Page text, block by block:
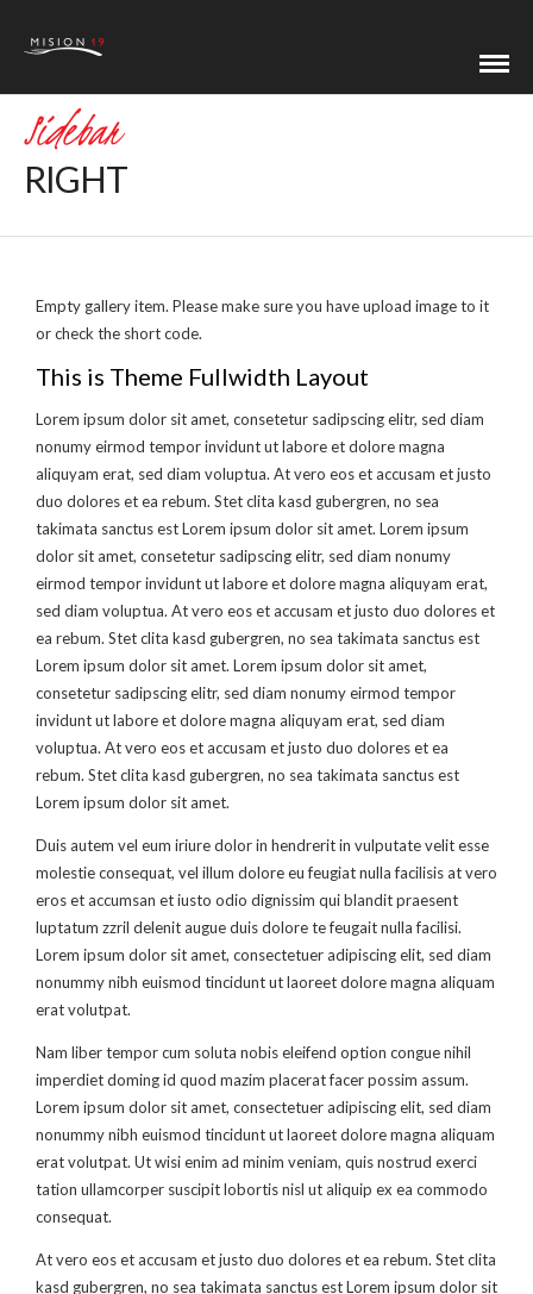
Sidebar
RIGHT
Empty gallery item. Please make sure you have upload image to it
or check the short code.
This is Theme Fullwidth Layout
Lorem ipsum dolor sit amet, consetetur sadipscing elitr, sed diam
nonumy eirmod tempor invidunt ut labore et dolore magna
aliquyam erat, sed diam voluptua. At vero eos et accusam et justo
duo dolores et ea rebum. Stet clita kasd gubergren, no sea
takimata sanctus est Lorem ipsum dolor sit amet. Lorem ipsum
dolor sit amet, consetetur sadipscing elitr, sed diam nonumy
eirmod tempor invidunt ut labore et dolore magna aliquyam erat,
sed diam voluptua. At vero eos et accusam et justo duo dolores et
ea rebum. Stet clita kasd gubergren, no sea takimata sanctus est
Lorem ipsum dolor sit amet. Lorem ipsum dolor sit amet,
consetetur sadipscing elitr, sed diam nonumy eirmod tempor
invidunt ut labore et dolore magna aliquyam erat, sed diam
voluptua. At vero eos et accusam et justo duo dolores et ea
rebum. Stet clita kasd gubergren, no sea takimata sanctus est
Lorem ipsum dolor sit amet.
Duis autem vel eum iriure dolor in hendrerit in vulputate velit esse
molestie consequat, vel illum dolore eu feugiat nulla facilisis at vero
eros et accumsan et iusto odio dignissim qui blandit praesent
luptatum zzril delenit augue duis dolore te feugait nulla facilisi.
Lorem ipsum dolor sit amet, consectetuer adipiscing elit, sed diam
nonummy nibh euismod tincidunt ut laoreet dolore magna aliquam
erat volutpat.
Nam liber tempor cum soluta nobis eleifend option congue nihil
imperdiet doming id quod mazim placerat facer possim assum.
Lorem ipsum dolor sit amet, consectetuer adipiscing elit, sed diam
nonummy nibh euismod tincidunt ut laoreet dolore magna aliquam
erat volutpat. Ut wisi enim ad minim veniam, quis nostrud exerci
tation ullamcorper suscipit lobortis nisl ut aliquip ex ea commodo
consequat.
At vero eos et accusam et justo duo dolores et ea rebum. Stet clita
kasd gubergren, no sea takimata sanctus est Lorem ipsum dolor sit